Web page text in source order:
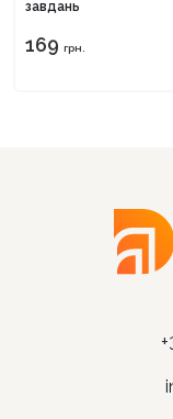
завдань
169 грн.